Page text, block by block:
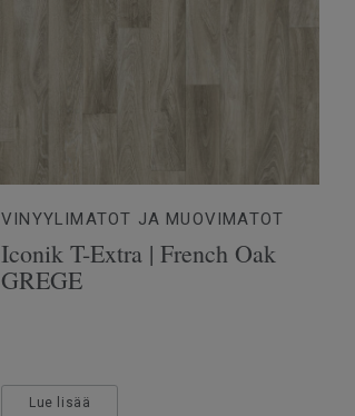
VINYYLIMATOT JA MUOVIMATOT
Iconik T-Extra | French Oak
GREGE
Lue lisää